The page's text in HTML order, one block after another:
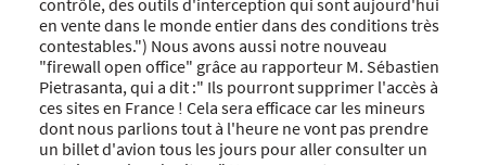
en vente dans le monde entier dans des conditions très
contestables.") Nous avons aussi notre nouveau
"firewall open office" grâce au rapporteur M. Sébastien
Pietrasanta, qui a dit :" Ils pourront supprimer l'accès à
ces sites en France ! Cela sera efficace car les mineurs
dont nous parlions tout à l'heure ne vont pas prendre
un billet d'avion tous les jours pour aller consulter un